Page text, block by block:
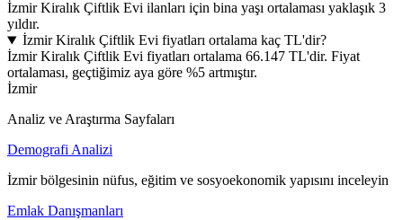
İzmir Kiralık Çiftlik Evi ilanları için bina yaşı ortalaması yaklaşık 3
yıldır.
İzmir Kiralık Çiftlik Evi fiyatları ortalama kaç TL'dir?
İzmir Kiralık Çiftlik Evi fiyatları ortalama 66.147 TL'dir. Fiyat
ortalaması, geçtiğimiz aya göre %5 artmıştır.
İzmir
Analiz ve Araştırma Sayfaları
Demografi Analizi
İzmir bölgesinin nüfus, eğitim ve sosyoekonomik yapısını inceleyin
Emlak Danışmanları